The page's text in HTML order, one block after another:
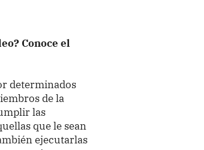
Conoce el
determinados
de la
las
que le sean
ejecutarlas